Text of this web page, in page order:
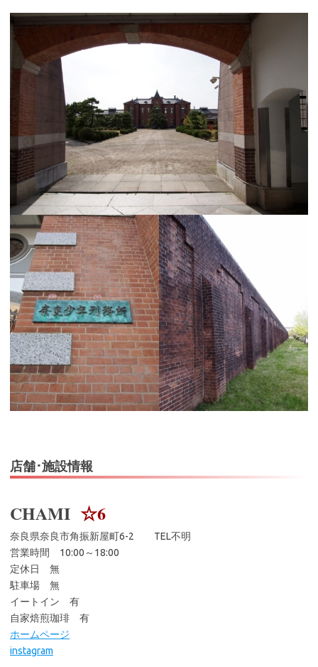
店舗･施設情報
CHAMI ☆6
奈良県奈良市角振新屋町6-2 TEL不明
営業時間 10:00～18:00
定休日 無
駐車場 無
イートイン 有
自家焙煎珈琲 有
ホームページ
instagram